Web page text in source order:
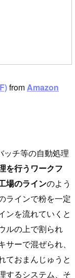
fromAmazon
ッチ等の自動処理
を行うワークフ
場のラインのよう
ラインで粉を一定
ンを流れていくと
ルの上で割られ
ーで混ぜられ、
ておまんじゅうと
するシステム、そ